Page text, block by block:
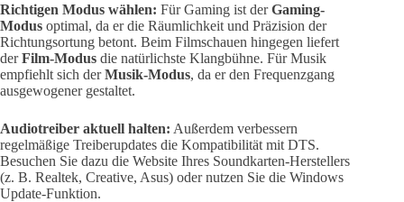
Richtigen Modus wählen: Für Gaming ist derGaming-
Modus optimal, da er die Räumlichkeit und Präzision der
Richtungsortung betont. Beim Filmschauen hingegen liefert
derFilm-Modus die natürlichste Klangbühne. Für Musik
empfiehlt sich derMusik-Modus, da er den Frequenzgang
ausgewogener gestaltet.
Audiotreiber aktuell halten: Außerdem verbessern
regelmäßige Treiberupdates die Kompatibilität mit DTS.
Besuchen Sie dazu die Website Ihres Soundkarten-Herstellers
(z. B. Realtek, Creative, Asus) oder nutzen Sie die Windows
Update-Funktion.